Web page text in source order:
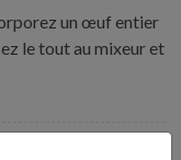
un œuf entier
le tout au mixeur et